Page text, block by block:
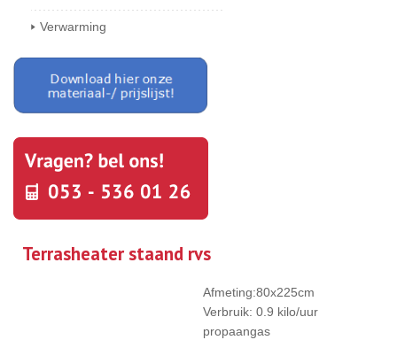
Verwarming
Terrasheater staand rvs
Afmeting:80x225cm
Verbruik: 0.9 kilo/uur
propaangas